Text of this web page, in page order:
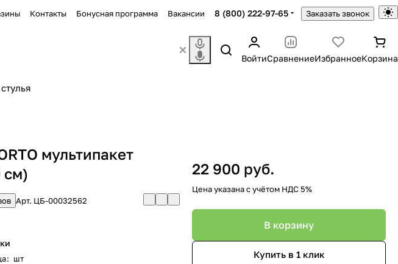
Контакты Бонусная программа Вакансии 8 (800) 222-97-65 Заказать звонок
ВойтиСравнениеИзбранноеКорзина
мультипакет
см)
Арт. ЦБ-00032562
: шт
22 900 руб.
Цена указана с учётом НДС 5%
В корзину
Купить в 1 клик